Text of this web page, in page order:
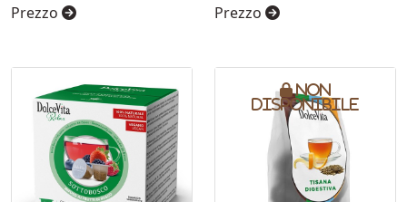
Prezzo Prezzo
Non
disponibile